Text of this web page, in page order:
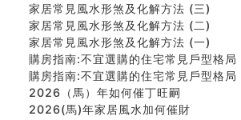
精选1500个五行属金的字
玄空本义(九)
八字十神与坐基关系详解
精选1000个五行属土的字
人的面相看财运
玄空本义(八)
六爻算卦：测腹中胎儿是男是女
家居常見風水形煞及化解方法 (三)
家居常見風水形煞及化解方法 (二)
家居常見風水形煞及化解方法 (一)
購房指南:不宜選購的住宅常見戶型格局
購房指南:不宜選購的住宅常見戶型格局
2026（馬）年如何催丁旺嗣
2026(馬)年家居風水加何催財